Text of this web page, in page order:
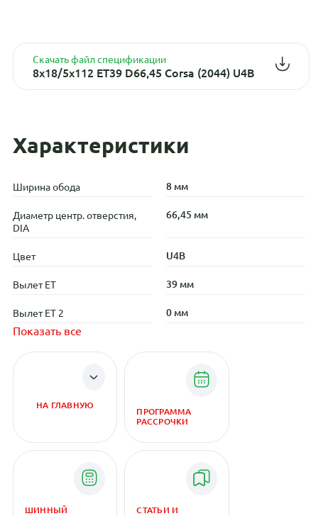
Скачать файл спецификации
8x18/5x112 ET39 D66,45 Corsa (2044) U4B
Характеристики
Ширина обода 8 мм
Диаметр центр. отверстия,
DIA
66,45 мм
Цвет U4B
Вылет ET 39 мм
Вылет ET 2 0 мм
Показать все
НА ГЛАВНУЮ
ПРОГРАММА
РАССРОЧКИ
ШИННЫЙ
СТАТЬИ И